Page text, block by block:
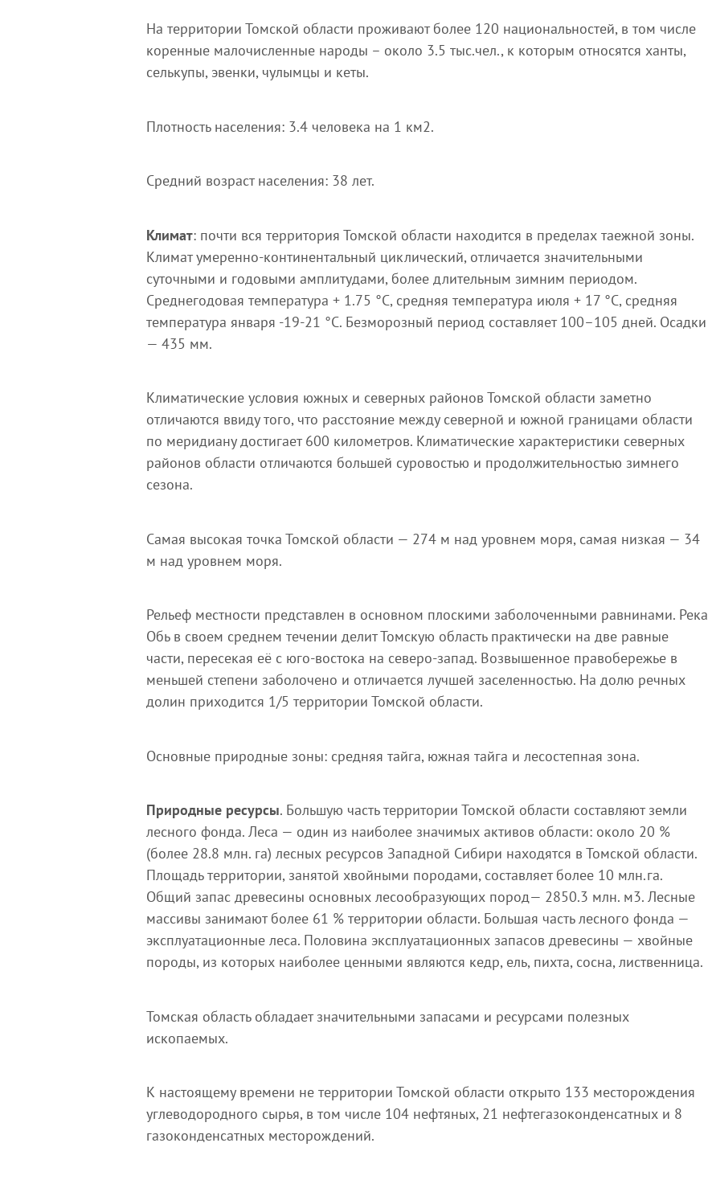
На территории Томской области проживают более 120 национальностей, в том числе
коренные малочисленные народы – около 3.5 тыс.чел., к которым относятся ханты,
селькупы, эвенки, чулымцы и кеты.
Плотность населения: 3.4 человека на 1 км2.
Средний возраст населения: 38 лет.
Климат: почти вся территория Томской области находится в пределах таежной зоны.
Климат умеренно-континентальный циклический, отличается значительными
суточными и годовыми амплитудами, более длительным зимним периодом.
Среднегодовая температура + 1.75 °С, средняя температура июля + 17 °С, средняя
температура января -19-21 °С. Безморозный период составляет 100–105 дней. Осадки
— 435 мм.
Климатические условия южных и северных районов Томской области заметно
отличаются ввиду того, что расстояние между северной и южной границами области
по меридиану достигает 600 километров. Климатические характеристики северных
районов области отличаются большей суровостью и продолжительностью зимнего
сезона.
Самая высокая точка Томской области — 274 м над уровнем моря, самая низкая — 34
м над уровнем моря.
Рельеф местности представлен в основном плоскими заболоченными равнинами. Река
Обь в своем среднем течении делит Томскую область практически на две равные
части, пересекая её с юго-востока на северо-запад. Возвышенное правобережье в
меньшей степени заболочено и отличается лучшей заселенностью. На долю речных
долин приходится 1/5 территории Томской области.
Основные природные зоны: средняя тайга, южная тайга и лесостепная зона.
Природные ресурсы. Большую часть территории Томской области составляют земли
лесного фонда. Леса — один из наиболее значимых активов области: около 20 %
(более 28.8 млн. га) лесных ресурсов Западной Сибири находятся в Томской области.
Площадь территории, занятой хвойными породами, составляет более 10 млн.га.
Общий запас древесины основных лесообразующих пород— 2850.3 млн. м3. Лесные
массивы занимают более 61 % территории области. Большая часть лесного фонда —
эксплуатационные леса. Половина эксплуатационных запасов древесины — хвойные
породы, из которых наиболее ценными являются кедр, ель, пихта, сосна, лиственница.
Томская область обладает значительными запасами и ресурсами полезных
ископаемых.
К настоящему времени не территории Томской области открыто 133 месторождения
углеводородного сырья, в том числе 104 нефтяных, 21 нефтегазоконденсатных и 8
газоконденсатных месторождений.